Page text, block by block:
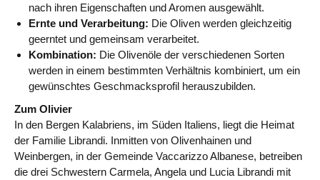
nach ihren Eigenschaften und Aromen ausgewählt.
Ernte und Verarbeitung: Die Oliven werden gleichzeitig
geerntet und gemeinsam verarbeitet.
Kombination: Die Olivenöle der verschiedenen Sorten
werden in einem bestimmten Verhältnis kombiniert, um ein
gewünschtes Geschmacksprofil herauszubilden.
Zum Olivier
In den Bergen Kalabriens, im Süden Italiens, liegt die Heimat
der Familie Librandi. Inmitten von Olivenhainen und
Weinbergen, in der Gemeinde Vaccarizzo Albanese, betreiben
die drei Schwestern Carmela, Angela und Lucia Librandi mit